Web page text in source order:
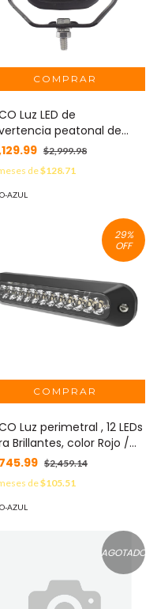
Luz LED de
peatonal de
móvil para
y vehículos
EW2011B
$2,999.98
de$128.71
AZUL
29%
OFF
Luz perimetral , 12 LEDs
Brillantes, color Rojo /
MOD: ED3755-RB
$2,459.14
de$105.51
AZUL
AGOTADO